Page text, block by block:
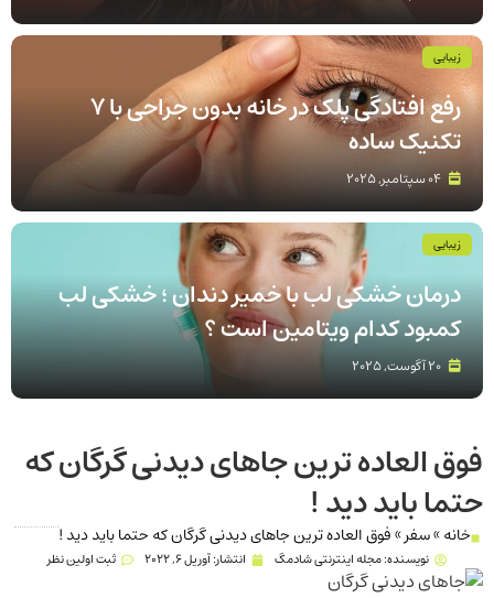
رفع افتادگی پلک در خانه بدون جراحی با 7
تکنیک ساده
زیبایی
درمان خشکی لب با خمیر دندان ؛ خشکی لب
کمبود کدام ویتامین است ؟
زیبایی
فوق العاده ترین جاهای دیدنی گرگان که
حتما باید دید !
خانه»سفر»فوق العاده ترین جاهای دیدنی گرگان که حتما باید دید !
نویسنده:مجله اینترنتی شادمگ انتشار:آوریل 6, 2022 ثبت اولین نظر